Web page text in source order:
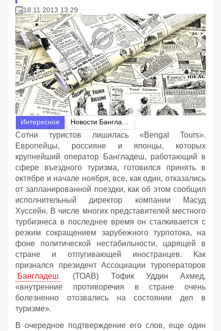
18.11.2013 13:29
Интересное
Сотни туристов лишилась «Bengal Tours».
Европейцы, россияне и японцы, которых
крупнейший оператор Бангладеш, работающий в
сфере въездного туризма, готовился принять в
октябре и начале ноября, все, как один, отказались
от запланированной поездки, как об этом сообщил
исполнительный директор компании Масуд
Хуссейн. В числе многих представителей местного
турбизнеса в последнее время он сталкивается с
резким сокращением зарубежного турпотока, на
фоне политической нестабильности, царящей в
стране и отпугивающей иностранцев. Как
признался президент Ассоциации туроператоров
Бангладеш
(ТОАВ) Тофик Уддин Ахмед,
«внутренние противоречия в стране очень
болезненно отозвались на состоянии дел в
туризме».
В очередное подтверждение его слов, еще один